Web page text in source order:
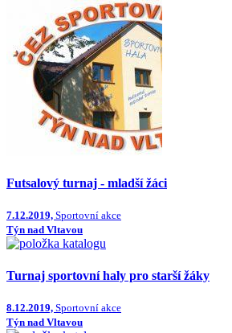
Futsalový turnaj - mladší žáci
7.12.2019, Sportovní akce
Týn nad Vltavou
Turnaj sportovní haly pro starší žáky
8.12.2019, Sportovní akce
Týn nad Vltavou